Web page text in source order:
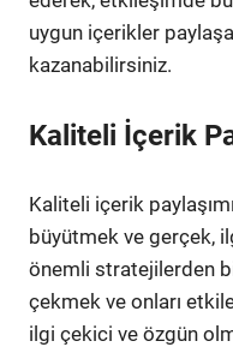
uygun içerikler
kazanabilirsiniz.
Kaliteli İçerik
Kaliteli içerik
büyütmek ve gerçek,
önemli stratejilerden
çekmek ve onları
ilgi çekici ve özgün